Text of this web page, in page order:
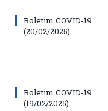
Boletim COVID-19
(20/02/2025)
Boletim COVID-19
(19/02/2025)